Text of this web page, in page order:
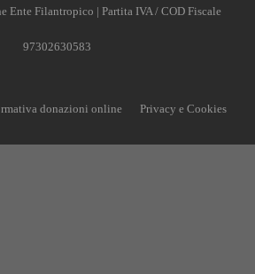
Ente Filantropico | Partita IVA / COD Fiscale
97302630583
donazioni online Privacy e Cookies